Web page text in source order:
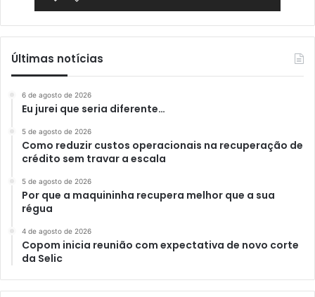
Últimas notícias
6 de agosto de 2026
Eu jurei que seria diferente…
5 de agosto de 2026
Como reduzir custos operacionais na recuperação de
crédito sem travar a escala
5 de agosto de 2026
Por que a maquininha recupera melhor que a sua
régua
4 de agosto de 2026
Copom inicia reunião com expectativa de novo corte
da Selic